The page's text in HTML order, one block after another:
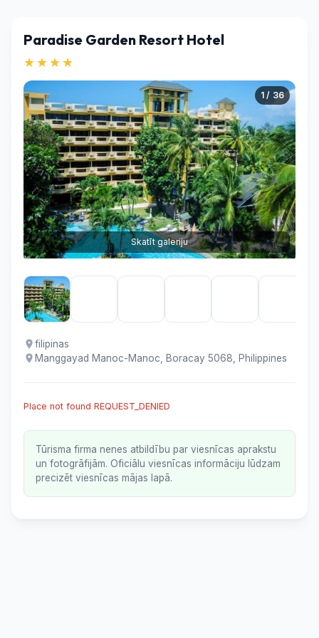
Paradise Garden Resort Hotel
★★★★
1 / 36
Skatīt galeriju
filipinas
Manggayad Manoc-Manoc, Boracay 5068, Philippines
Place not found REQUEST_DENIED
Tūrisma firma nenes atbildību par viesnīcas aprakstu
un fotogrāfijām. Oficiālu viesnīcas informāciju lūdzam
precizēt viesnīcas mājas lapā.